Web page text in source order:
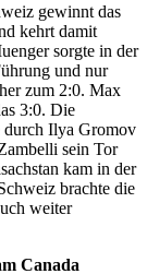
gewinnt das
kehrt damit
sorgte in der
und nur
zum 2:0. Max
3:0. Die
durch Ilya Gromov
sein Tor
kam in der
brachte die
weiter
Canada